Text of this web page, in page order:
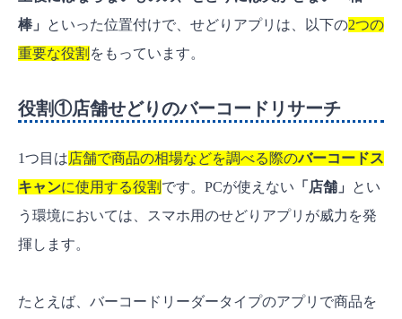
棒」
といった位置付けで、せどりアプリは、以下の2つの
重要な役割 をもっています。
役割①店舗せどりのバーコードリサーチ
1つ目は店舗で商品の相場などを調べる際のバーコードス
キャンに使用する役割 です。PCが使えない 「店舗」
とい
う環境においては、スマホ用のせどりアプリが威力を発
揮します。
たとえば、バーコードリーダータイプのアプリで商品を